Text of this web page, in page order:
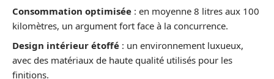
Consommation optimisée : en moyenne 8 litres aux 100
kilomètres, un argument fort face à la concurrence.
Design intérieur étoffé : un environnement luxueux,
avec des matériaux de haute qualité utilisés pour les
finitions.